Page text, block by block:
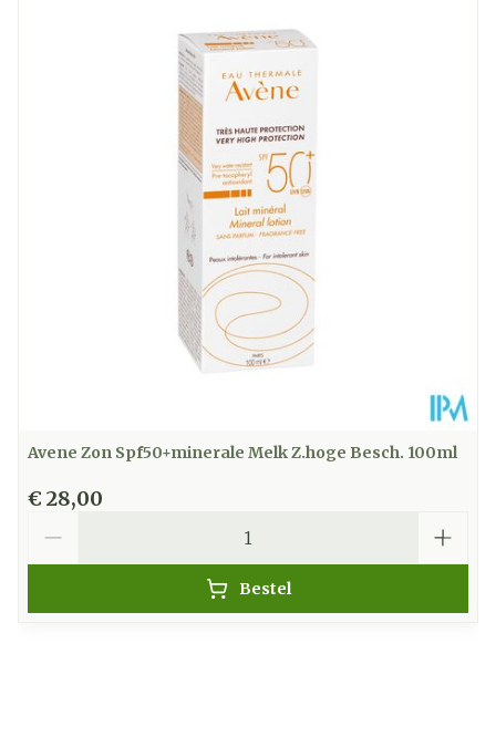
35 mm
40
Kamertemperatuur (15°C -
25°C)
Avene Zon Spf50+minerale Melk Z.hoge Besch. 100ml
€ 28,00
Bestel